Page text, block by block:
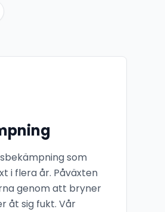
som
i flera år. Påväxten
genom att bryner
åt sig fukt. Vår